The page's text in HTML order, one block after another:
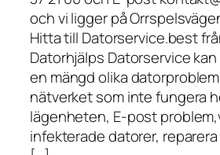
och vi ligger på
Hitta till Datorservice.best
Datorhjälps Datorservice
en mängd olika
nätverket som inte fungera
lägenheten, E-post
infekterade datorer,